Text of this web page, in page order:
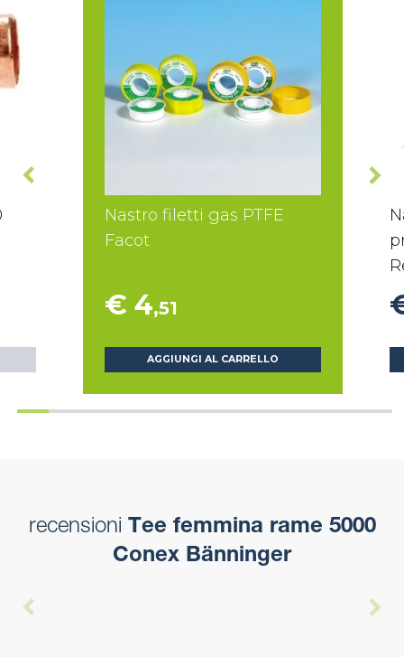
Nastro filetti gas PTFE
Facot
€ 4,51
AGGIUNGI AL CARRELLO
recensioni Tee femmina rame 5000
Conex Bänninger